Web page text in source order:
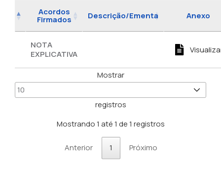
Acordos
Firmados Descrição/Ementa Anexo
NOTA
EXPLICATIVA
Mostrar
registros
Mostrando 1 até 1 de 1 registros
Anterior 1 Próximo